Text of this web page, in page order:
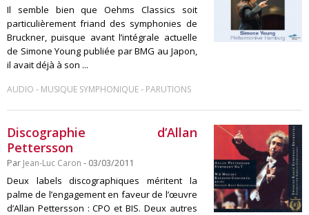
Il semble bien que Oehms Classics soit
particulièrement friand des symphonies de
Bruckner, puisque avant l’intégrale actuelle
de Simone Young publiée par BMG au Japon,
il avait déjà à son ...
AUDIO - MUSIQUE SYMPHONIQUE- PARUTIONS
Discographie d’Allan
Pettersson
Par Jean-Luc Caron - 03/03/2011
Deux labels discographiques méritent la
palme de l’engagement en faveur de l’œuvre
d’Allan Pettersson : CPO et BIS. Deux autres